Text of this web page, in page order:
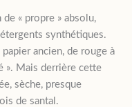
de « propre » absolu,
synthétiques.
papier ancien, de rouge à
». Mais derrière cette
sèche, presque
de santal.